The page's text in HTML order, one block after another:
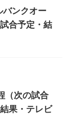
バンクオー
合予定・結
（次の試合
果・テレビ